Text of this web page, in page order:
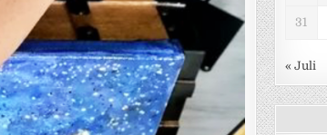
31
« Juli